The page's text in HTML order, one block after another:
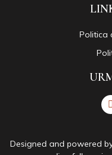
Politica
Designed and powered